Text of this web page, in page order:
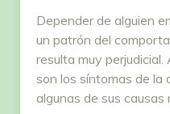
Depender de alguien
un patrón del
resulta muy
son los síntomas de la
algunas de sus causas